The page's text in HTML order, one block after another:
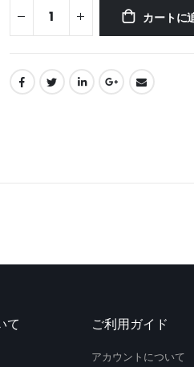
カートに
て ご利用ガイド
アカウントについて